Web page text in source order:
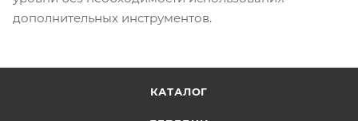
дополнительных инструментов.
КАТАЛОГ